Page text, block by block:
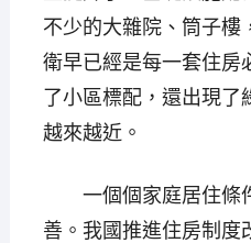
不少的大雜院、筒子樓
衛早已經是每一套住房
了小區標配，還出現了
越來越近。
一個個家庭居住條件
善。我國推進住房制度